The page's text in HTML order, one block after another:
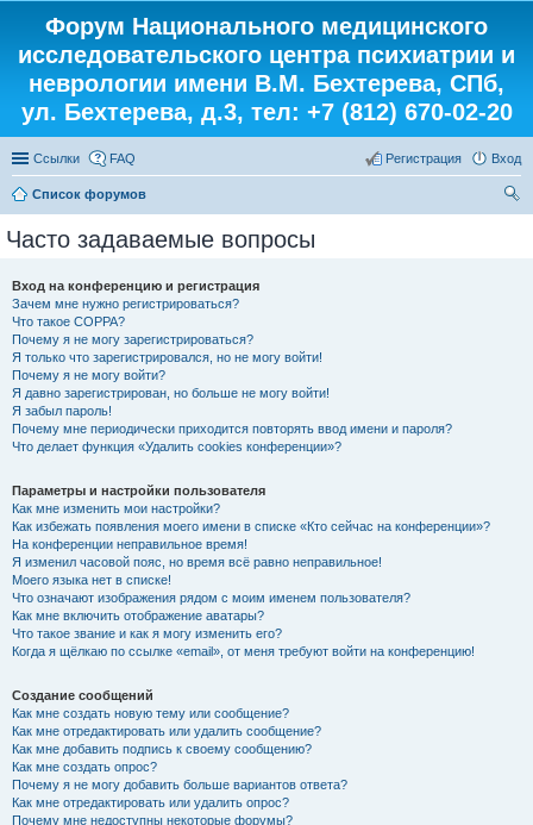
Форум Национального медицинского
исследовательского центра психиатрии и
неврологии имени В.М. Бехтерева, СПб,
ул. Бехтерева, д.3, тел: +7 (812) 670-02-20
Ссылки FAQ Вход
Регистрация
Список форумов
Часто задаваемые вопросы
Вход на конференцию и регистрация
Зачем мне нужно регистрироваться?
Что такое COPPA?
Почему я не могу зарегистрироваться?
Я только что зарегистрировался, но не могу войти!
Почему я не могу войти?
Я давно зарегистрирован, но больше не могу войти!
Я забыл пароль!
Почему мне периодически приходится повторять ввод имени и пароля?
Что делает функция «Удалить cookies конференции»?
Параметры и настройки пользователя
Как мне изменить мои настройки?
Как избежать появления моего имени в списке «Кто сейчас на конференции»?
На конференции неправильное время!
Я изменил часовой пояс, но время всё равно неправильное!
Моего языка нет в списке!
Что означают изображения рядом с моим именем пользователя?
Как мне включить отображение аватары?
Что такое звание и как я могу изменить его?
Когда я щёлкаю по ссылке «email», от меня требуют войти на конференцию!
Создание сообщений
Как мне создать новую тему или сообщение?
Как мне отредактировать или удалить сообщение?
Как мне добавить подпись к своему сообщению?
Как мне создать опрос?
Почему я не могу добавить больше вариантов ответа?
Как мне отредактировать или удалить опрос?
Почему мне недоступны некоторые форумы?